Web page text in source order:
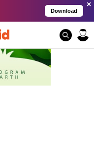
Download
×